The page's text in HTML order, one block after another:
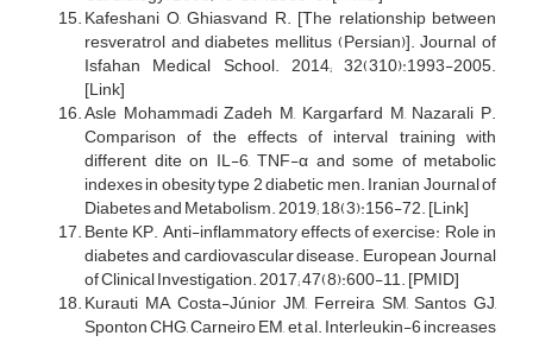
Kafeshani O, Ghiasvand R. [The relationship between
resveratrol and diabetes mellitus (Persian)]. Journal of
Isfahan Medical School. 2014; 32(310):1993-2005.
[Link]
Asle Mohammadi Zadeh M, Kargarfard M, Nazarali P.
Comparison of the effects of interval training with
different dite on IL-6, TNF-α and some of metabolic
indexes in obesity type 2 diabetic men. Iranian Journal of
Diabetes and Metabolism. 2019; 18(3):156-72. [Link]
Bente KP. Anti-inflammatory effects of exercise: Role in
diabetes and cardiovascular disease. European Journal
of Clinical Investigation. 2017; 47(8):600-11. [PMID]
Kurauti MA, Costa-Júnior JM, Ferreira SM, Santos GJ,
Sponton CHG, Carneiro EM, et al. Interleukin-6 increases